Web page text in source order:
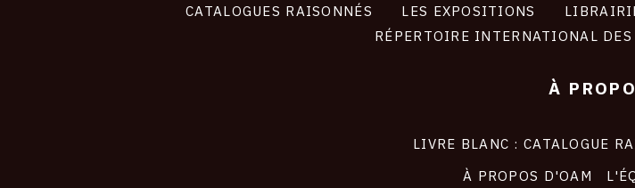
CATALOGUES RAISONNÉS LES EXPOSITIONS
RÉPERTOIRE INTERNATIONAL DES
À
LIVRE BLANC : CATALOGUE
À PROPOS D'OAM